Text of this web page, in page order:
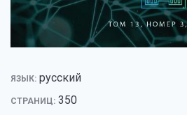
ЯЗЫК: русский
СТРАНИЦ: 350